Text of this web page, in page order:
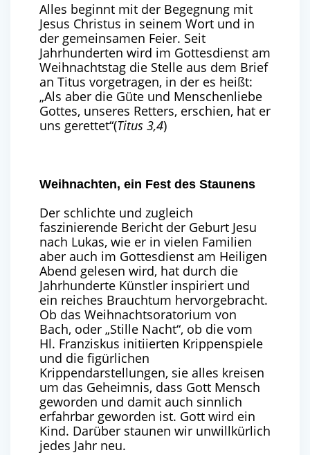
Alles beginnt mit der Begegnung mit
Jesus Christus in seinem Wort und in
der gemeinsamen Feier. Seit
Jahrhunderten wird im Gottesdienst am
Weihnachtstag die Stelle aus dem Brief
an Titus vorgetragen, in der es heißt:
„Als aber die Güte und Menschenliebe
Gottes, unseres Retters, erschien, hat er
uns gerettet“(Titus 3,4)
Weihnachten, ein Fest des Staunens
Der schlichte und zugleich
faszinierende Bericht der Geburt Jesu
nach Lukas, wie er in vielen Familien
aber auch im Gottesdienst am Heiligen
Abend gelesen wird, hat durch die
Jahrhunderte Künstler inspiriert und
ein reiches Brauchtum hervorgebracht.
Ob das Weihnachtsoratorium von
Bach, oder „Stille Nacht“, ob die vom
Hl. Franziskus initiierten Krippenspiele
und die figürlichen
Krippendarstellungen, sie alles kreisen
um das Geheimnis, dass Gott Mensch
geworden und damit auch sinnlich
erfahrbar geworden ist. Gott wird ein
Kind. Darüber staunen wir unwillkürlich
jedes Jahr neu.